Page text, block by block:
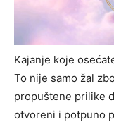
Kajanje koje
To nije samo žal
propuštene prilike
otvoreni i potpuno